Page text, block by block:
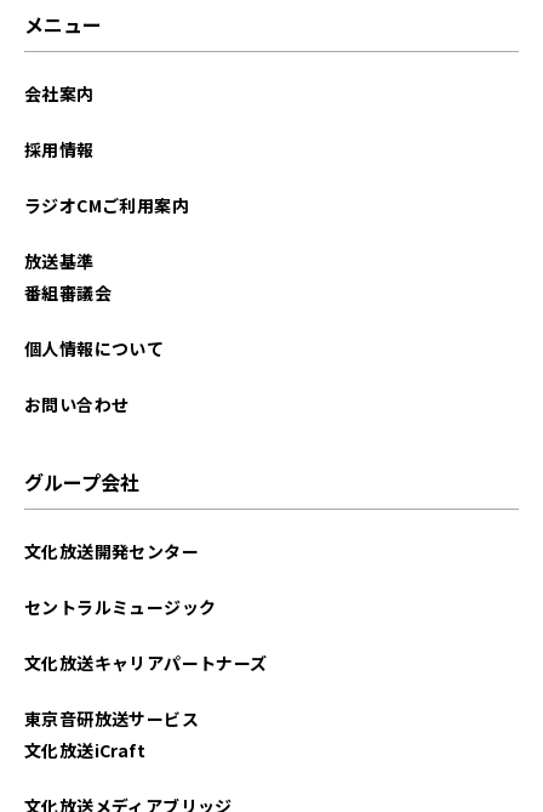
2023年01月
2022年08月
2022年03月
メニュー
会社案内
採用情報
ラジオCMご利用案内
放送基準
番組審議会
個人情報について
お問い合わせ
グループ会社
文化放送開発センター
セントラルミュージック
文化放送キャリアパートナーズ
東京音研放送サービス
文化放送iCraft
文化放送メディアブリッジ